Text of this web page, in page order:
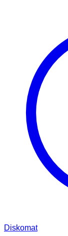
Diskomat